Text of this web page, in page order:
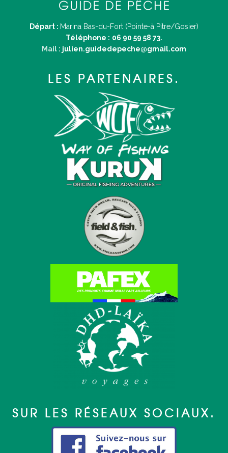
Départ : Marina Bas-du-Fort (Pointe-à Pitre/Gosier)
Téléphone : 06 90 59 58 73.
Mail : julien.guidedepeche@gmail.com
LES PARTENAIRES.
SUR LES RÉSEAUX SOCIAUX.